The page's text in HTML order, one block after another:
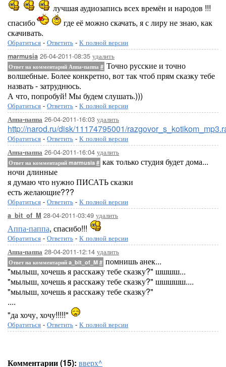
лучшая аудиозапись всех времён и народов !!!
спасибо
где её можно скачать, я с лиру не знаю, как
скачивать.
Обратиться - Ответить - К полной версии
marmusia 26-04-2011-08:35 удалить
Ответ на комментарий Аппа-паппа # Точно русские и точно
волшебные. Более конкретно, вот так чтоб прям сказку тебе
назвать - затруднюсь.
А что, попробуй! Мы будем слушать.)))
Обратиться - Ответить - К полной версии
Аппа-паппа 26-04-2011-16:03 удалить
http://narod.ru/disk/11174795001/
Обратиться - Ответить - К полной версии
Аппа-паппа 26-04-2011-16:04 удалить
Ответ на комментарий marmusia # как только студия будет дома...
ночи длинные
я думаю что нужно ПИСАТЬ сказки
есть желающие???
Обратиться - Ответить - К полной версии
a_bit_of_M 28-04-2011-03:49 удалить
Аппа-паппа, спасибо!!!
Обратиться - Ответить - К полной версии
Аппа-паппа 28-04-2011-12:14 удалить
Ответ на комментарий a_bit_of_M # помнишь анек...
"мылыш, хочешь я расскажу тебе сказку?" шшшш...
"мылыш, хочешь я расскажу тебе сказку?" шшшшш....
"мылыш, хочешь я расскажу тебе сказку?"
....
"да хочу, хочу!!!!!"
Обратиться - Ответить - К полной версии
Комментарии (15): вверх^